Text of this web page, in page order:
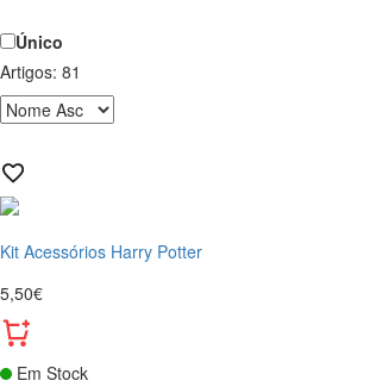
Único
Artigos: 81
Kit Acessórios Harry Potter
5,50€
Em Stock